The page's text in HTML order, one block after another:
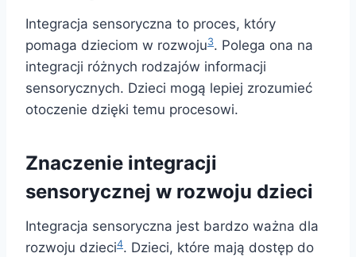
Integracja sensoryczna to proces, który
pomaga dzieciom w rozwoju3. Polega ona na
integracji różnych rodzajów informacji
sensorycznych. Dzieci mogą lepiej zrozumieć
otoczenie dzięki temu procesowi.
Znaczenie integracji
sensorycznej w rozwoju dzieci
Integracja sensoryczna jest bardzo ważna dla
rozwoju dzieci4. Dzieci, które mają dostęp do